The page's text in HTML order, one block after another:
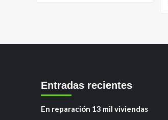
Entradas recientes
En reparación 13 mil viviendas